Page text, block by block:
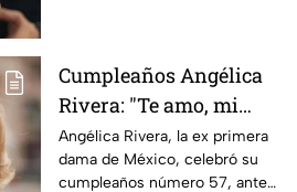
Cumpleaños Angélica
Rivera: "Te amo, mi
Gaviota", uno de los
mensajes a la ex
Angélica Rivera, la ex primera
dama de México, celebró su
cumpleaños número 57, ante